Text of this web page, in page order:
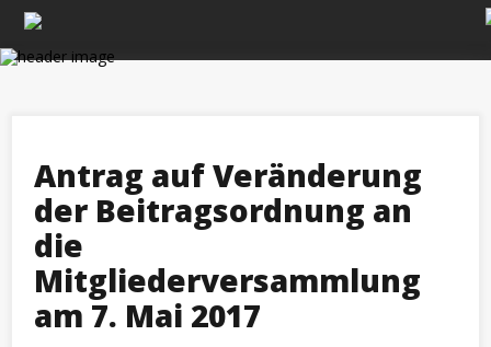
Skip
Antrag auf Veränderung
der Beitragsordnung an
die
Mitgliederversammlung
am 7. Mai 2017